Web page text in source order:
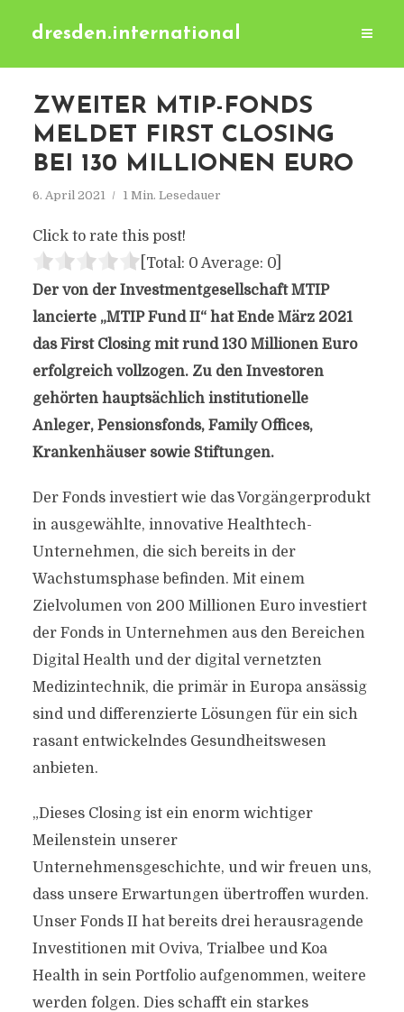
dresden.international
ZWEITER MTIP-FONDS
MELDET FIRST CLOSING
BEI 130 MILLIONEN EURO
6. April 2021 1 Min. Lesedauer
Click to rate this post!
[Total: 0 Average: 0]
Der von der Investmentgesellschaft MTIP
lancierte „MTIP Fund II“ hat Ende März 2021
das First Closing mit rund 130 Millionen Euro
erfolgreich vollzogen. Zu den Investoren
gehörten hauptsächlich institutionelle
Anleger, Pensionsfonds, Family Offices,
Krankenhäuser sowie Stiftungen.
Der Fonds investiert wie das Vorgängerprodukt
in ausgewählte, innovative Healthtech-
Unternehmen, die sich bereits in der
Wachstumsphase befinden. Mit einem
Zielvolumen von 200 Millionen Euro investiert
der Fonds in Unternehmen aus den Bereichen
Digital Health und der digital vernetzten
Medizintechnik, die primär in Europa ansässig
sind und differenzierte Lösungen für ein sich
rasant entwickelndes Gesundheitswesen
anbieten.
„Dieses Closing ist ein enorm wichtiger
Meilenstein unserer
Unternehmensgeschichte, und wir freuen uns,
dass unsere Erwartungen übertroffen wurden.
Unser Fonds II hat bereits drei herausragende
Investitionen mit Oviva, Trialbee und Koa
Health in sein Portfolio aufgenommen, weitere
werden folgen. Dies schafft ein starkes